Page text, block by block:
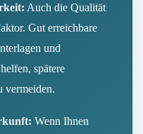
Auch die Qualität
Gut erreichbare
und
spätere
vermeiden.
Wenn Ihnen